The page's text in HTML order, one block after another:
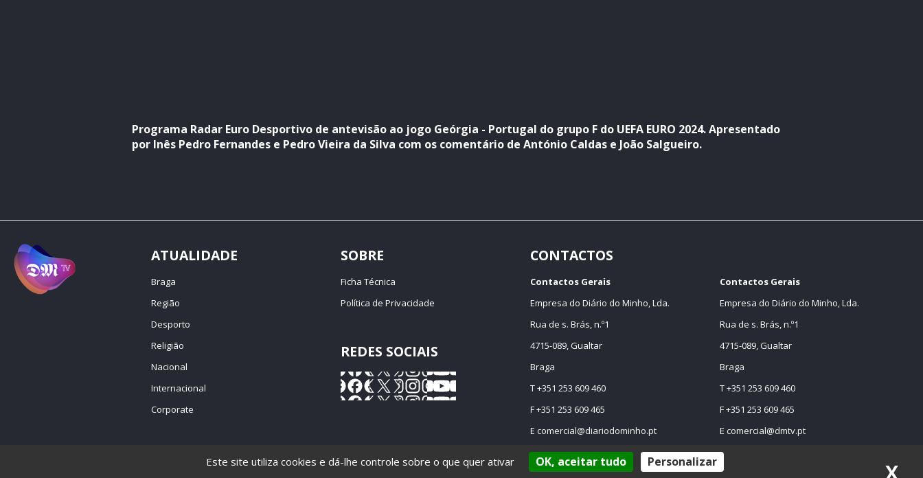
Programa Radar Euro Desportivo de antevisão ao jogo Geórgia - Portugal do grupo F do UEFA EURO 2024. Apresentado
por Inês Pedro Fernandes e Pedro Vieira da Silva com os comentário de António Caldas e João Salgueiro.
ATUALIDADE
Braga
Região
Desporto
Religião
Nacional
Internacional
Corporate
SOBRE
Ficha Técnica
Política de Privacidade
REDES SOCIAIS
CONTACTOS
Contactos Gerais
Empresa do Diário do Minho, Lda.
Rua de s. Brás, n.º1
4715-089, Gualtar
Braga
T +351 253 609 460
F +351 253 609 465
E comercial@diariodominho.pt
Contactos Gerais
Empresa do Diário do Minho, Lda.
Rua de s. Brás, n.º1
4715-089, Gualtar
Braga
T +351 253 609 460
F +351 253 609 465
E comercial@dmtv.pt
E
Este site utiliza cookies e dá-lhe controle sobre o que quer ativar OK, aceitar tudo Personalizar X